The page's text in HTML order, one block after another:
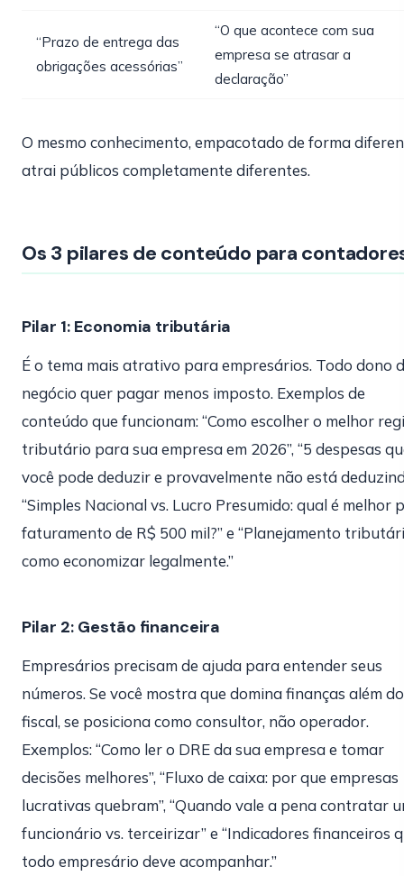
“Prazo de entrega das
obrigações acessórias”
“O que acontece com sua
empresa se atrasar a
declaração”
O mesmo conhecimento, empacotado de forma
atrai públicos completamente diferentes.
Os 3 pilares de conteúdo para
Pilar 1: Economia tributária
É o tema mais atrativo para empresários. Todo dono
negócio quer pagar menos imposto. Exemplos de
conteúdo que funcionam: “Como escolher o melhor
tributário para sua empresa em 2026”, “5 despesas
você pode deduzir e provavelmente não está
“Simples Nacional vs. Lucro Presumido: qual é melhor
faturamento de R$ 500 mil?” e “Planejamento
como economizar legalmente.”
Pilar 2: Gestão financeira
Empresários precisam de ajuda para entender seus
números. Se você mostra que domina finanças além do
fiscal, se posiciona como consultor, não operador.
Exemplos: “Como ler o DRE da sua empresa e tomar
decisões melhores”, “Fluxo de caixa: por que empresas
lucrativas quebram”, “Quando vale a pena contratar
funcionário vs. terceirizar” e “Indicadores financeiros
todo empresário deve acompanhar.”